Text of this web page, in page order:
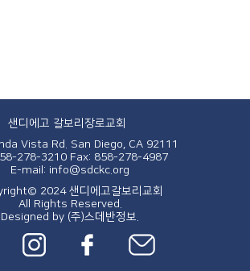
샌디에고 갈보리장로교회
Vista Rd. San Diego, CA 92111
278-3210 Fax: 858-278-4987
E-mail: info@sdckc.org
2024 샌디에고갈보리교회
All Rights Reserved.
Designed by (주)스데반정보.